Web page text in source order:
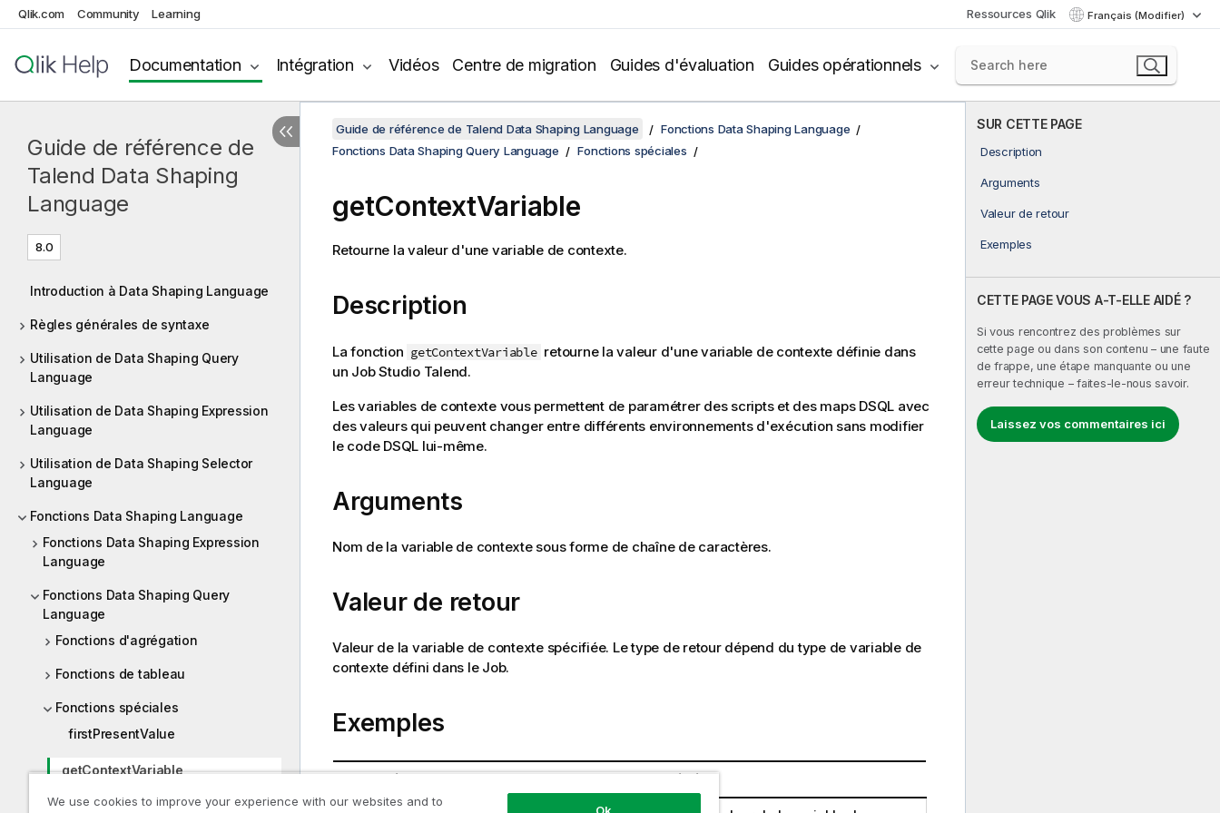
Qlik.com Community Learning Ressources Qlik Français (Modifier)
Documentation Intégration Vidéos Centre de migration Guides d'évaluation Guides opérationnels
Guide de référence de
Talend Data Shaping
Language
8.0
Introduction à Data Shaping Language
Règles générales de syntaxe
Utilisation de Data Shaping Query
Language
Utilisation de Data Shaping Expression
Language
Utilisation de Data Shaping Selector
Language
Fonctions Data Shaping Language
Fonctions Data Shaping Expression
Language
Fonctions Data Shaping Query
Language
Fonctions d'agrégation
Fonctions de tableau
Fonctions spéciales
firstPresentValue
getContextVariable
getMapProperty
SUR CETTE PAGE
Description
Arguments
Valeur de retour
Exemples
CETTE PAGE VOUS A-T-ELLE AIDÉ ?
Si vous rencontrez des problèmes sur
cette page ou dans son contenu – une faute
de frappe, une étape manquante ou une
erreur technique – faites-le-nous savoir.
Laissez vos commentaires ici
Guide de référence de Talend Data Shaping Language
Fonctions Data Shaping Language
Fonctions Data Shaping Query Language
Fonctions spéciales
getContextVariable
Retourne la valeur d'une variable de contexte.
Description
La fonction getContextVariable retourne la valeur d'une variable de contexte définie dans
un JobStudio Talend.
Les variables de contexte vous permettent de paramétrer des scripts et des maps DSQL avec
des valeurs qui peuvent changer entre différents environnements d'exécution sans modifier
le code DSQL lui-même.
Arguments
Nom de la variable de contexte sous forme de chaîne de caractères.
Valeur de retour
Valeur de la variable de contexte spécifiée. Le type de retour dépend du type de variable de
contexte défini dans le Job.
Exemples
Expression Description
We use cookies to improve your experience with our websites and to